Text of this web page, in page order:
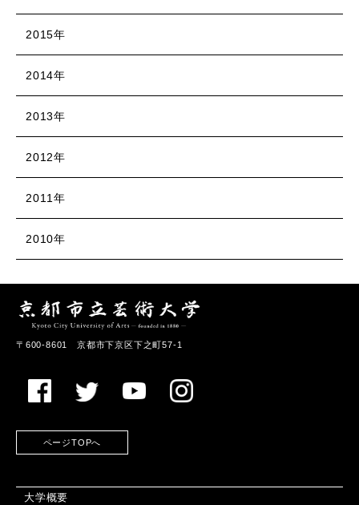
2015年
2014年
2013年
2012年
2011年
2010年
〒600-8601 京都市下京区下之町57-1
ページTOPへ
大学概要